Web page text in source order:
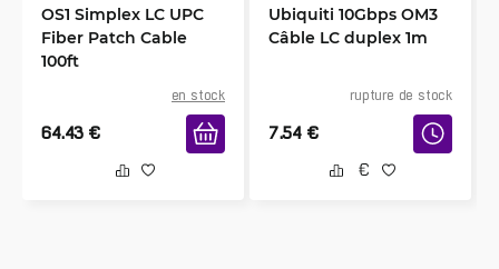
OS1 Simplex LC UPC
Fiber Patch Cable
100ft
en stock
64.43 €
Ubiquiti 10Gbps OM3
Câble LC duplex 1m
rupture de stock
7.54 €